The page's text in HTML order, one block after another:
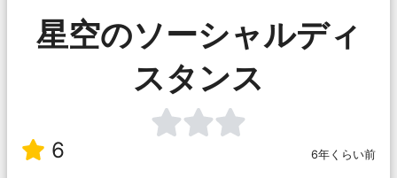
星空のソーシャルディ
スタンス
6 6年くらい前